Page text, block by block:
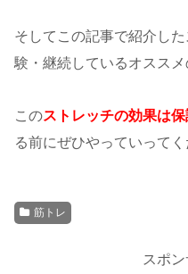
そしてこの記事で紹介し
験・継続しているオススメ
このストレッチの効果は保
る前にぜひやっていってく
筋トレ
スポ